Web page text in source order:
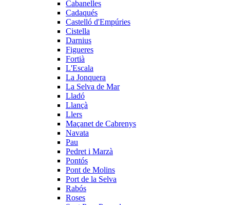
Cabanelles
Cadaqués
Castelló d'Empúries
Cistella
Darnius
Figueres
Fortià
L'Escala
La Jonquera
La Selva de Mar
Lladó
Llançà
Llers
Maçanet de Cabrenys
Navata
Pau
Pedret i Marzà
Pontós
Pont de Molins
Port de la Selva
Rabós
Roses